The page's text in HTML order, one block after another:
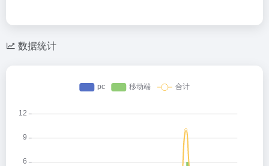
数据统计